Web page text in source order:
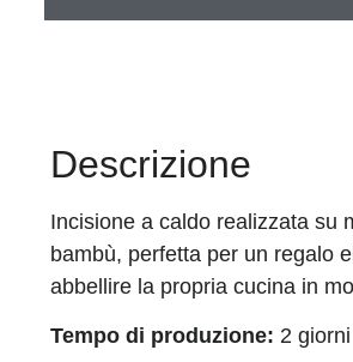
Descrizione
Incisione a caldo realizzata su
bambù, perfetta per un regalo
abbellire la propria cucina in
Tempo di produzione: 2